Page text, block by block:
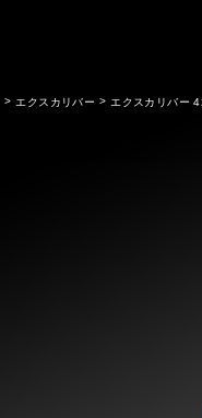
エクスカリバー エクスカリバー